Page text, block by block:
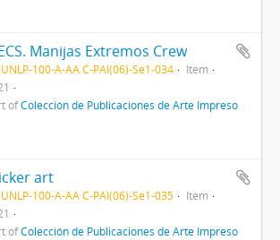
Manijas Extremos Crew
UNLP-100-A-AA C-PAI(06)-Se1-034
Item
ofColección de Publicaciones de Arte Impreso
art
UNLP-100-A-AA C-PAI(06)-Se1-035
Item
ofColección de Publicaciones de Arte Impreso